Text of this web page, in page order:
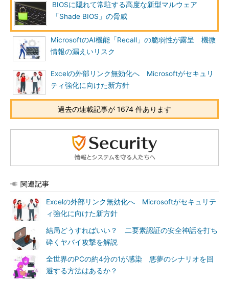
BIOSに隠れて常駐する高度な新型マルウェア
「Shade BIOS」の脅威
MicrosoftのAI機能「Recall」の脆弱性が露呈 機微
情報の漏えいリスク
Excelの外部リンク無効化へ Microsoftがセキュリ
ティ強化に向けた新方針
過去の連載記事が 1674 件あります
関連記事
Excelの外部リンク無効化へ Microsoftがセキュリテ
ィ強化に向けた新方針
結局どうすればいい？ 二要素認証の安全神話を打ち
砕くヤバイ攻撃を解説
全世界のPCの約4分の1が感染 悪夢のシナリオを回
避する方法はあるか？